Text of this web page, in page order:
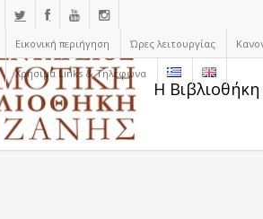
Εικονική περιήγηση Ώρες λειτουργίας
Χρήσιμα Links & Τηλέφωνα
Η